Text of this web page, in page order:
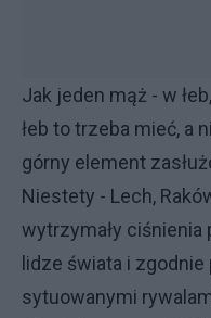
Jak jeden mąż - w
łeb to trzeba mieć, a
górny element
Niestety - Lech,
wytrzymały
lidze świata i zgodnie
sytuowanymi